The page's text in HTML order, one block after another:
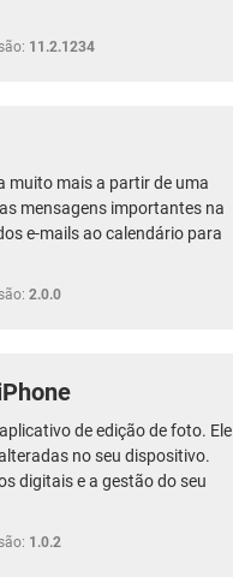
11.2.1234
muito mais a partir de uma
mensagens importantes na
e-mails ao calendário para
2.0.0
de edição de foto. Ele
no seu dispositivo.
digitais e a gestão do seu
1.0.2